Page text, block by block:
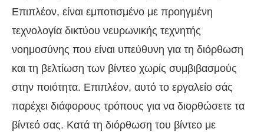
Επιπλέον, είναι εμποτισμένο με προηγμένη
τεχνολογία δικτύου νευρωνικής τεχνητής
νοημοσύνης που είναι υπεύθυνη για τη διόρθωση
και τη βελτίωση των βίντεο χωρίς συμβιβασμούς
στην ποιότητα. Επιπλέον, αυτό το εργαλείο σάς
παρέχει διάφορους τρόπους για να διορθώσετε τα
βίντεό σας. Κατά τη διόρθωση του βίντεο με